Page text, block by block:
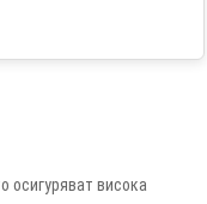
осигуряват висока